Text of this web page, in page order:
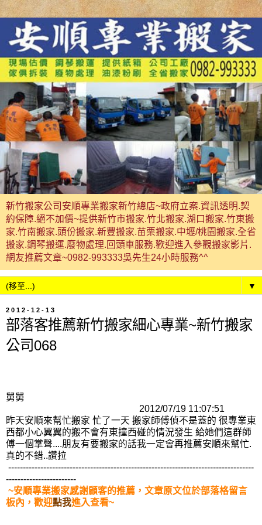
新竹搬家公司安順專業搬家新竹總店~政府立案.資訊透明.契
約保障.絕不加價~提供新竹市搬家.竹北搬家.湖口搬家.竹東搬
家.竹南搬家.頭份搬家.新豐搬家.苗栗搬家.中壢/桃園搬家.全省
搬家.鋼琴搬運.廢物處理.回頭車服務.歡迎進入參觀搬家影片.
網友推薦文章~0982-993333吳先生24小時服務^^
▼
2012-12-13
部落客推薦新竹搬家細心專業~新竹搬家
公司068
舅舅
2012/07/19 11:07:51
昨天安順來幫忙搬家 忙了一天 搬家師傅偵不是蓋的 很專業東
西都小心翼翼的搬不會有東撞西碰的情況發生 給她們這群師
傅一個掌聲....朋友有要搬家的話我一定會再推薦安順來幫忙.
真的不錯..讚拉
------------------------------------------------------------------------------------
------------------------
~安順專業搬家感謝顧客的推薦，文章原文位於部落格留言
板內，歡迎點我進入查看~